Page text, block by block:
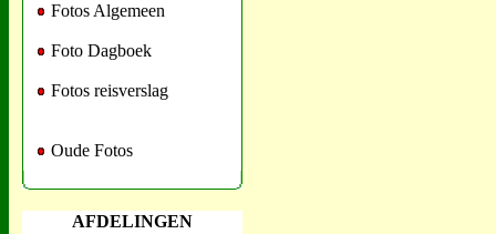
Fotos Algemeen
Foto Dagboek
Fotos reisverslag
Oude Fotos
AFDELINGEN